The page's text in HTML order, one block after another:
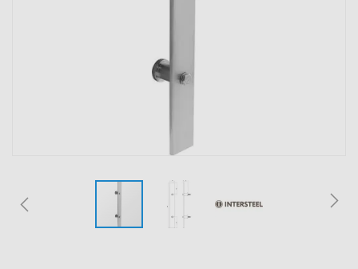
goede relatie met onze klanten het